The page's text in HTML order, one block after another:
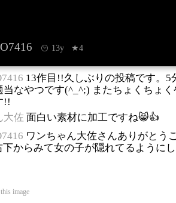
13y ★4
13作目!!久しぶりの投稿です。5
当なやつです(^_^;) またちょくちょ
!!
大佐 面白い素材に加工ですね😸👍
ワンちゃん大佐さんありがとう
からみて女の子が隠れてるように
image